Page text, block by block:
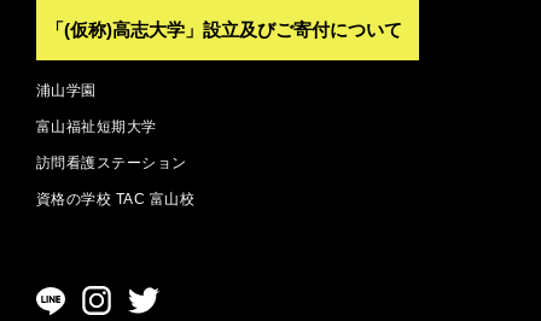
「(仮称)高志大学」設立及びご寄付について
浦山学園
富山福祉短期大学
訪問看護ステーション
資格の学校 TAC 富山校